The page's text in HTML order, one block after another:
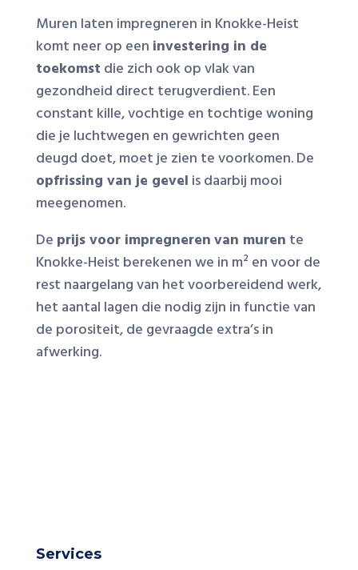
Muren laten impregneren in Knokke-Heist
komt neer op een investering in de
toekomst die zich ook op vlak van
gezondheid direct terugverdient. Een
constant kille, vochtige en tochtige woning
die je luchtwegen en gewrichten geen
deugd doet, moet je zien te voorkomen. De
opfrissing van je gevel is daarbij mooi
meegenomen.
De prijs voor impregnerenvan muren te
Knokke-Heist berekenen we in m² en voor de
rest naargelang van het voorbereidend werk,
het aantal lagen die nodig zijn in functie van
de porositeit, de gevraagde extra’s in
afwerking.
Services